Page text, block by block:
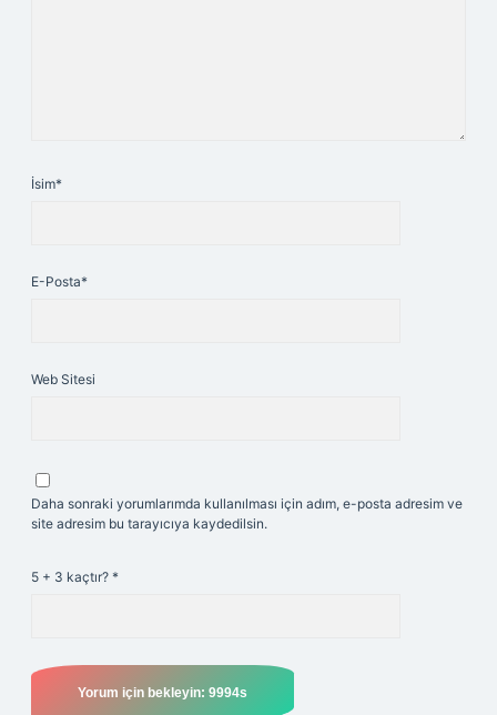
İsim*
E-Posta*
Web Sitesi
Daha sonraki yorumlarımda kullanılması için adım, e-posta adresim ve
site adresim bu tarayıcıya kaydedilsin.
5 + 3 kaçtır? *